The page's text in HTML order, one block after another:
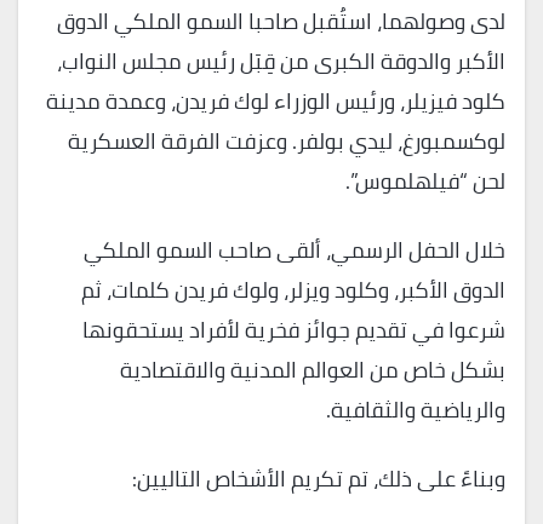
لدى وصولهما، استُقبل صاحبا السمو الملكي الدوق
الأكبر والدوقة الكبرى من قِبَل رئيس مجلس النواب،
كلود فيزيلر، ورئيس الوزراء لوك فريدن، وعمدة مدينة
لوكسمبورغ، ليدي بولفر. وعزفت الفرقة العسكرية
لحن “فيلهلموس”.
خلال الحفل الرسمي، ألقى صاحب السمو الملكي
الدوق الأكبر، وكلود ويزلر، ولوك فريدن كلمات، ثم
شرعوا في تقديم جوائز فخرية لأفراد يستحقونها
بشكل خاص من العوالم المدنية والاقتصادية
والرياضية والثقافية.
وبناءً على ذلك، تم تكريم الأشخاص التاليين: